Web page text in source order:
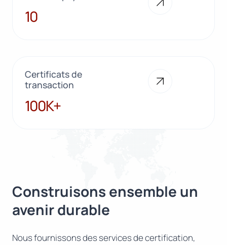
10
10
Certificats de
transaction
100K+
100K+
Construisons ensemble un
avenir durable
Nous fournissons des services de certification,